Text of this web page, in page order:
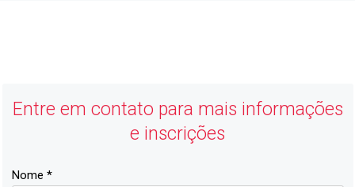
Entre em contato para mais informações
e inscrições
Nome *